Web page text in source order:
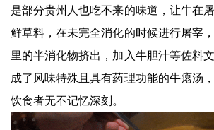
是部分贵州人也吃不来的味道，让牛在
鲜草料，在未完全消化的时候进行屠宰
里的半消化物挤出，加入牛胆汁等佐料
成了风味特殊且具有药理功能的牛瘪汤
饮食者无不记忆深刻。